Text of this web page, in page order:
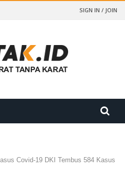
SIGN IN / JOIN
Covid-19 DKI Tembus 584 Kasus